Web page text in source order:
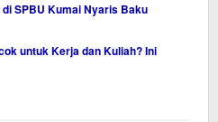
SPBU Kumai Nyaris Baku
untuk Kerja dan Kuliah? Ini